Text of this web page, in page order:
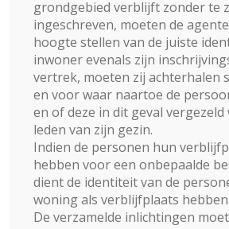
grondgebied verblijft zonder te
ingeschreven, moeten de
hoogte stellen van de juiste
inwoner evenals zijn
vertrek, moeten zij achterhalen
en voor waar naartoe de
en of deze in dit geval vergezeld
leden van zijn gezin.
Indien de personen hun
hebben voor een onbepaalde
dient de identiteit van de
woning als verblijfplaats
De verzamelde inlichtingen